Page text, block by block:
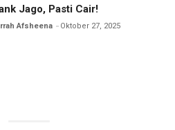
Jago, Pasti Cair!
Afsheena Oktober 27, 2025